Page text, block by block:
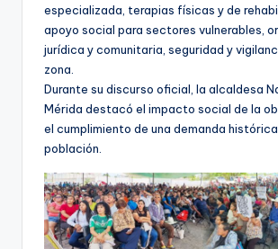
especializada, terapias físicas y de
apoyo social para sectores vulnerables,
jurídica y comunitaria, seguridad y
zona.
Durante su discurso oficial, la alcaldesa
Mérida destacó el impacto social de la
el cumplimiento de una demanda
población.